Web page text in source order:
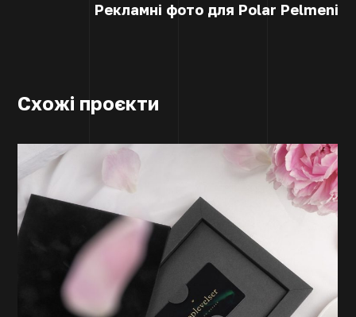
Рекламні фото для Polar Pelmeni
Схожі проєкти